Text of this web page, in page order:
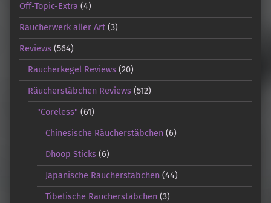
Off-Topic-Extra (4)
Räucherwerk aller Art (3)
Reviews (564)
Räucherkegel Reviews (20)
Räucherstäbchen Reviews (512)
"Coreless" (61)
Chinesische Räucherstäbchen (6)
Dhoop Sticks (6)
Japanische Räucherstäbchen (44)
Tibetische Räucherstäbchen (3)